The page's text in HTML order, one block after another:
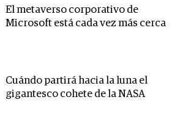
El metaverso corporativo de
Microsoft está cada vez más cerca
Cuándo partirá hacia la luna el
gigantesco cohete de la NASA